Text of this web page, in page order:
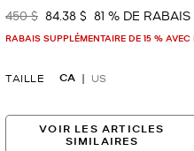
était
450 $ maintenant
84.38 $ 81 % DE RABAIS
RABAIS SUPPLÉMENTAIRE DE 15 % AVEC
TAILLE CA US
VOIR LES ARTICLES
SIMILAIRES